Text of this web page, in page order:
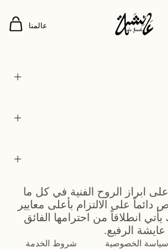
عالمنا القبس
ابراز الروح الفنية في كل ما
على الالتزام بأعلى معايير
انطلاقاً من احترامها الفائق
الرفيع.
سياسة الخصوصية
شروط الخدمة